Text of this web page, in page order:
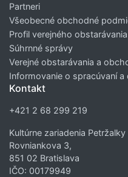
Partneri
Všeobecné obchodné
Profil verejného obstarávania
Súhrnné správy
Verejné obstarávania a
Informovanie o spracúvaní
Kontakt
+421 2 68 299 219
Kultúrne zariadenia Petržalky
Rovniankova 3,
851 02 Bratislava
IČO: 00179949